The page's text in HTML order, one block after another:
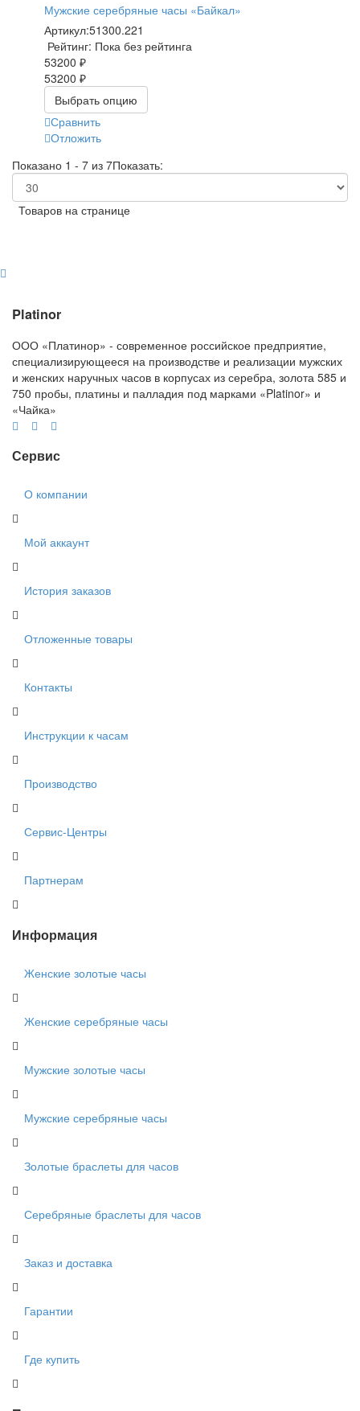
Мужские серебряные часы «Байкал»
Артикул:51300.221
Рейтинг: Пока без рейтинга
53200 ₽
53200 ₽
Выбрать опцию
Сравнить
Отложить
Показано 1 - 7 из 7Показать:
Товаров на странице
Platinor
ООО «Платинор» - современное российское предприятие,
специализирующееся на производстве и реализации мужских
и женских наручных часов в корпусах из серебра, золота 585 и
750 пробы, платины и палладия под марками «Platinor» и
«Чайка»
Сервис
О компании
Мой аккаунт
История заказов
Отложенные товары
Контакты
Инструкции к часам
Производство
Сервис-Центры
Партнерам
Информация
Женские золотые часы
Женские серебряные часы
Мужские золотые часы
Мужские серебряные часы
Золотые браслеты для часов
Серебряные браслеты для часов
Заказ и доставка
Гарантии
Где купить